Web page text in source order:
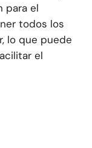
para el
todos los
lo que puede
el